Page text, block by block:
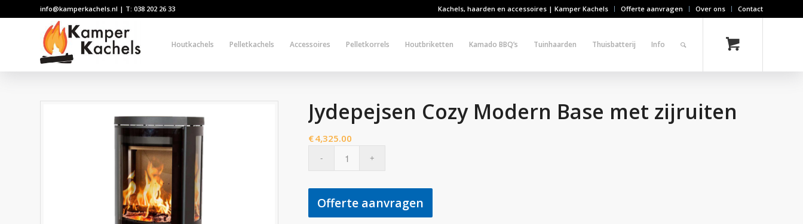
Kachels, haarden en accessoires | Kamper Kachels Offerte aanvragen Over ons Contact
info@kamperkachels.nl | T: 038 202 26 33
Houtkachels Pelletkachels Accessoires Pelletkorrels Houtbriketten Kamado BBQ’s Tuinhaarden Thuisbatterij Info
Jydepejsen Cozy Modern Base met zijruiten
€4,325.00
Offerte aanvragen